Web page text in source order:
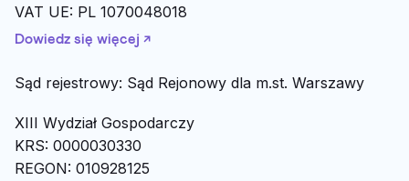
VAT UE: PL 1070048018
Dowiedz się więcej ↗
Sąd rejestrowy: Sąd Rejonowy dla m.st. Warszawy
XIII Wydział Gospodarczy
KRS: 0000030330
REGON: 010928125